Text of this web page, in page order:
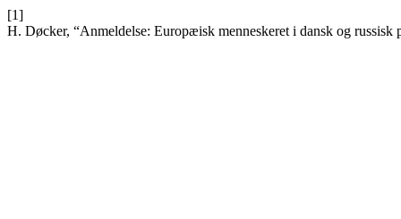
[1]
H. Døcker, “Anmeldelse: Europæisk menneskeret i dansk og russisk